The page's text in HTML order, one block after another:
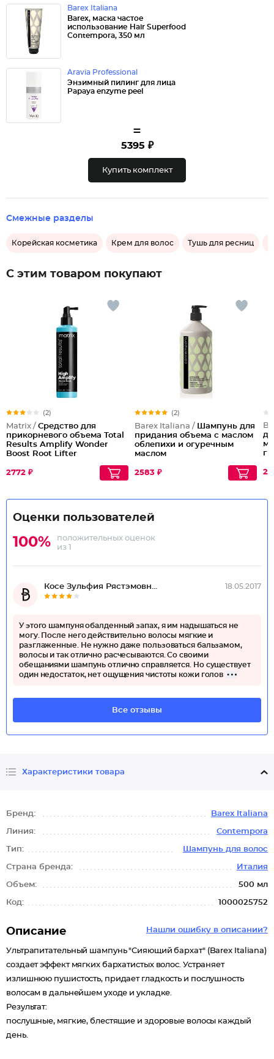
Barex Italiana
Barex, маска частое
использование Hair Superfood
Contempora, 350 мл
Aravia Professional
Энзимный пилинг для лица
Papaya enzyme peel
=
5395 ₽
Купить комплект
Смежные разделы
Корейская косметика Крем для волос Тушь для ресниц
С этим товаром покупают
(2)
Matrix / Средство для
прикорневого объема Total
Results Amplify Wonder
Boost Root Lifter
2772 ₽
(2)
Barex Italiana / Шампунь для
придания объема с маслом
облепихи и огуречным
маслом
2583 ₽
Оценки пользователей
100%
положительных оценок
из 1
Косе Зульфия Рястэмовн... 18.05.2017
У этого шампуня обалденный запах, я им надышаться не
могу. После него действительно волосы мягкие и
разглаженные. Не нужно даже пользоваться бальзамом,
волосы и так отлично расчесываются. Со своими
обещаниями шампунь отлично справляется. Но существует
один недостаток, нет ощущения чистоты кожи голов
Все отзывы
Характеристики товара
Бренд: Barex Italiana
Линия: Соntempora
Тип: Шампунь для волос
Страна бренда: Италия
Объем: 500 мл
Код: 1000025752
Нашли ошибку в описании?
Описание
Ультрапитательный шампунь "Сияющий бархат" (Barex Italiana)
создает эффект мягких бархатистых волос. Устраняет
излишнюю пушистость, придает гладкость и послушность
волосам в дальнейшем уходе и укладке.
Результат:
послушные, мягкие, блестящие и здоровые волосы каждый
день.